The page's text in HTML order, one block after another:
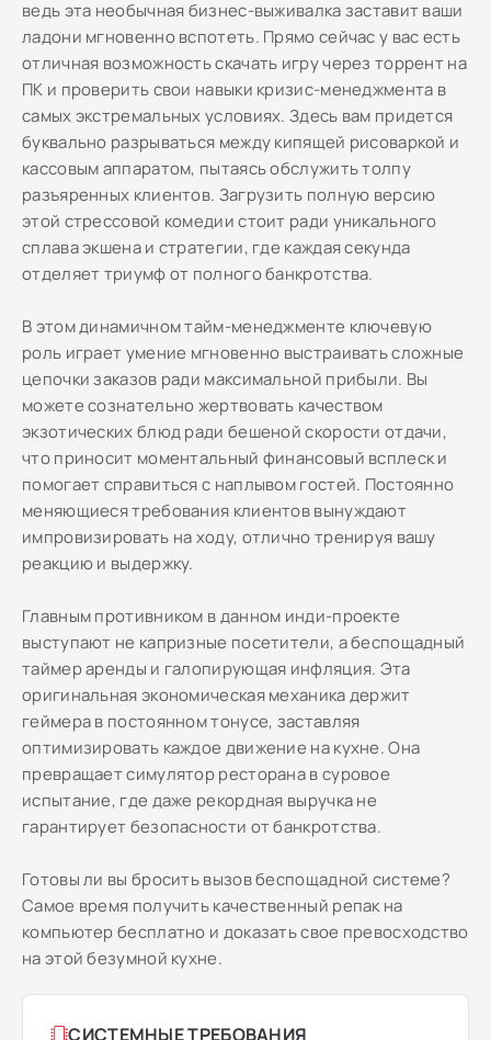
ведь эта необычная бизнес-выживалка заставит ваши
ладони мгновенно вспотеть. Прямо сейчас у вас есть
отличная возможность скачать игру через торрент на
ПК и проверить свои навыки кризис-менеджмента в
самых экстремальных условиях. Здесь вам придется
буквально разрываться между кипящей рисоваркой и
кассовым аппаратом, пытаясь обслужить толпу
разъяренных клиентов. Загрузить полную версию
этой стрессовой комедии стоит ради уникального
сплава экшена и стратегии, где каждая секунда
отделяет триумф от полного банкротства.
В этом динамичном тайм-менеджменте ключевую
роль играет умение мгновенно выстраивать сложные
цепочки заказов ради максимальной прибыли. Вы
можете сознательно жертвовать качеством
экзотических блюд ради бешеной скорости отдачи,
что приносит моментальный финансовый всплеск и
помогает справиться с наплывом гостей. Постоянно
меняющиеся требования клиентов вынуждают
импровизировать на ходу, отлично тренируя вашу
реакцию и выдержку.
Главным противником в данном инди-проекте
выступают не капризные посетители, а беспощадный
таймер аренды и галопирующая инфляция. Эта
оригинальная экономическая механика держит
геймера в постоянном тонусе, заставляя
оптимизировать каждое движение на кухне. Она
превращает симулятор ресторана в суровое
испытание, где даже рекордная выручка не
гарантирует безопасности от банкротства.
Готовы ли вы бросить вызов беспощадной системе?
Самое время получить качественный репак на
компьютер бесплатно и доказать свое превосходство
на этой безумной кухне.
СИСТЕМНЫЕ ТРЕБОВАНИЯ